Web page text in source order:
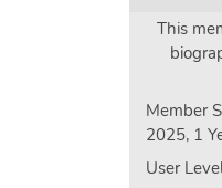
This
Member
2025, 1
User